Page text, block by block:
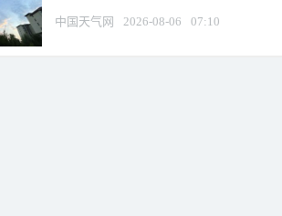
中国天气网 2026-08-06 07:10